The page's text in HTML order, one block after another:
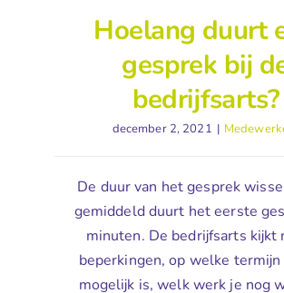
Hoelang duurt
gesprek bij
bedrijfsarts?
december 2, 2021 |
De duur van het gesprek
gemiddeld duurt het eerste
minuten. De bedrijfsarts kijkt
beperkingen, op welke
mogelijk is, welk werk je nog